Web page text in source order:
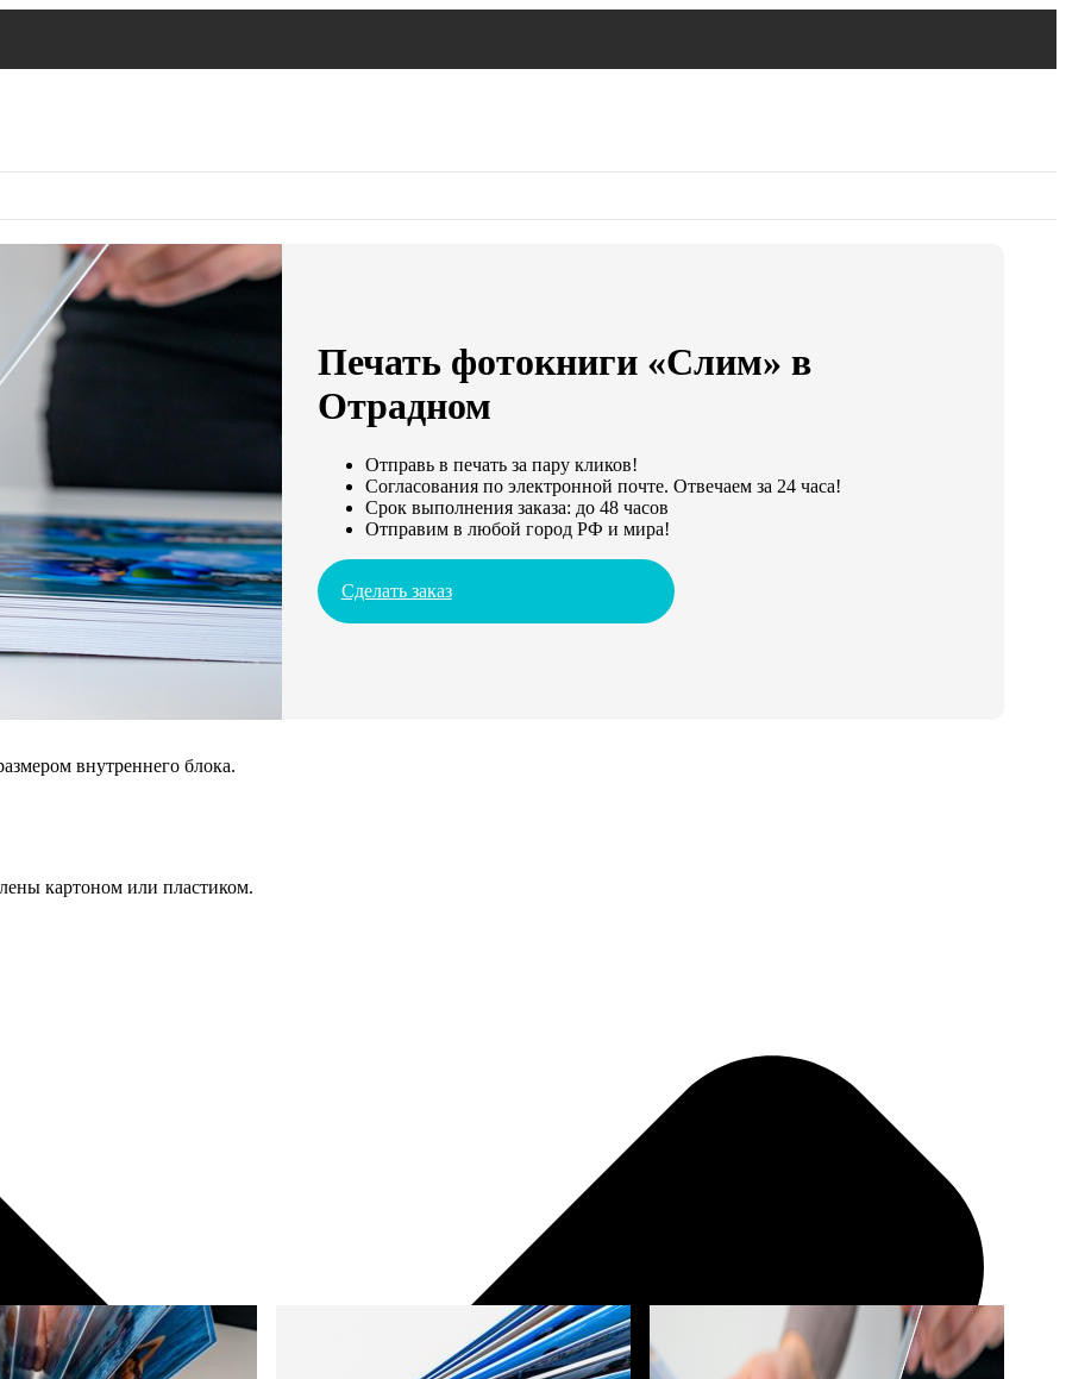
Печать фотокниги «Слим» в
Отрадном
Отправь в печать за пару кликов!
Согласования по электронной почте. Отвечаем за 24 часа!
Срок выполнения заказа: до 48 часов
Отправим в любой город РФ и мира!
Сделать заказ
внутреннего блока.
картоном или пластиком.